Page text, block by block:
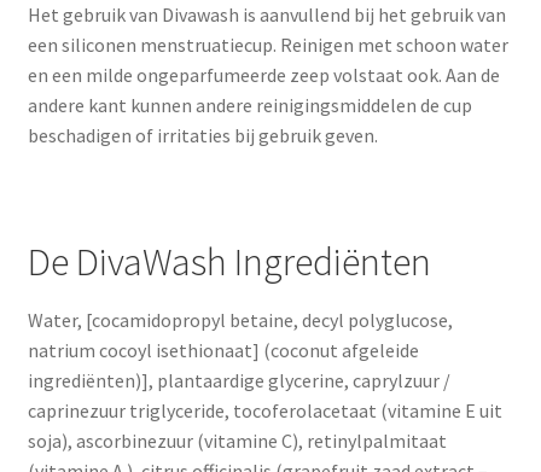
Het gebruik van Divawash is aanvullend bij het gebruik van
een siliconen menstruatiecup. Reinigen met schoon water
en een milde ongeparfumeerde zeep volstaat ook. Aan de
andere kant kunnen andere reinigingsmiddelen de cup
beschadigen of irritaties bij gebruik geven.
De DivaWash Ingrediënten
Water, [cocamidopropyl betaine, decyl polyglucose,
natrium cocoyl isethionaat] (coconut afgeleide
ingrediënten)], plantaardige glycerine, caprylzuur /
caprinezuur triglyceride, tocoferolacetaat (vitamine E uit
soja), ascorbinezuur (vitamine C), retinylpalmitaat